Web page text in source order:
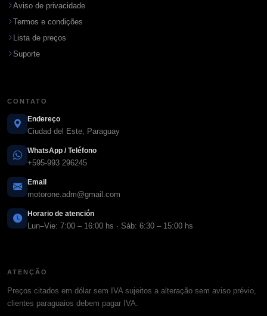
Aviso de privacidade
Termos e condições
Lista de preços
Suporte
CONTATO
Endereço
Ciudad del Este, Paraguay
WhatsApp / Teléfono
+595-993 296245
Email
motorone.adm@gmail.com
Horario de atención
Lun–Vie: 7:00 – 16:00 hs · Sáb: 6:30 – 15:00 hs
ATENÇÃO
Preços citados em dólar sem IVA sujeitos a alteração sem aviso prévio,
clientes paraguaios debem pagar IVA.